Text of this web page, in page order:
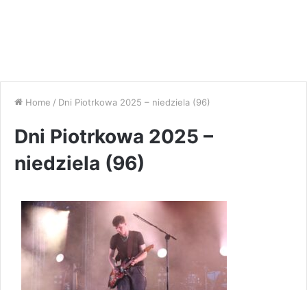
Home / Dni Piotrkowa 2025 – niedziela (96)
Dni Piotrkowa 2025 –
niedziela (96)